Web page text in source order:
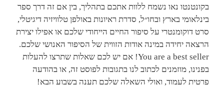
בקונטנטו נאו נשמח ללוות אתכם בתהליך, בין אם זה דרך ספר
בינלאומי בארץ ובחו״ל, סדרת ראיונות באולפן טלוויזיה דיגיטלי,
סרט דוקומנטרי על סיפור החיים הייחודי שלכם או אפילו יצירת
הרצאה יחידה במינה אודות הזווית של הסיפור האנושי שלכם.
You are a best seller! אם יש לכם שאלות שתרצו להעלות
בפנינו, מוזמנים לכתוב לנו בתגובות לפוסט זה, או בהודעה
פרטית לעמוד, ואולי השאלה שלכם תענה בשבוע הבא!